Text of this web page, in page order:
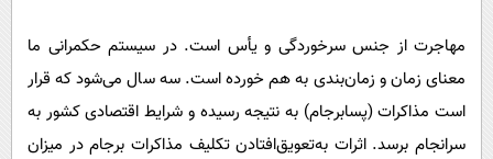
مهاجرت از جنس سرخوردگی و یأس است. در سیستم حکمرانی ما
معنای زمان و زمان‌بندی به هم خورده است. سه سال می‌شود که قرار
است مذاکرات (پسابرجام) به نتیجه رسیده و شرایط اقتصادی کشور به
سرانجام برسد. اثرات به‌تعویق‌افتادن تکلیف مذاکرات برجام در میزان